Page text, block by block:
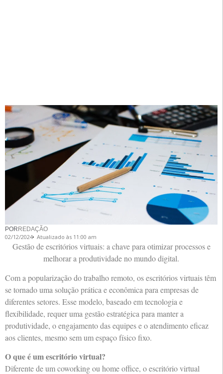
POR REDAÇÃO
02/12/2024 Atualizado às 11:00 am
Gestão de escritórios virtuais: a chave para otimizar processos e
melhorar a produtividade no mundo digital.
Com a popularização do trabalho remoto, os escritórios virtuais têm
se tornado uma solução prática e econômica para empresas de
diferentes setores. Esse modelo, baseado em tecnologia e
flexibilidade, requer uma gestão estratégica para manter a
produtividade, o engajamento das equipes e o atendimento eficaz
aos clientes, mesmo sem um espaço físico fixo.
O que é um escritório virtual?
Diferente de um coworking ou home office, o escritório virtual